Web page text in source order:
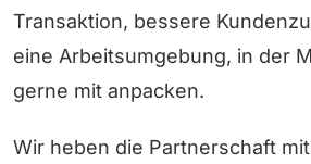
Transaktion, bessere
eine Arbeitsumgebung, in der
gerne mit anpacken.
Wir heben die Partnerschaft